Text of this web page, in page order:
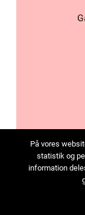
På vores
statistik og
information